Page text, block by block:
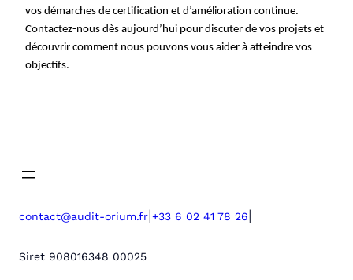
vos démarches de certification et d’amélioration continue.
Contactez-nous dès aujourd’hui pour discuter de vos projets et
découvrir comment nous pouvons vous aider à atteindre vos
objectifs.
contact@audit-orium.fr +33 6 02 41 78 26
Siret 908016348 00025